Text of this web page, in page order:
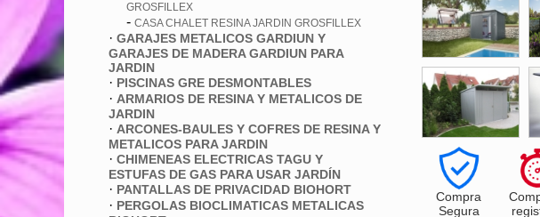
GROSFILLEX
- CASA CHALET RESINA JARDIN GROSFILLEX
· GARAJES METALICOS GARDIUN Y
GARAJES DE MADERA GARDIUN PARA
JARDIN
· PISCINAS GRE DESMONTABLES
· ARMARIOS DE RESINA Y METALICOS DE
JARDIN
· ARCONES-BAULES Y COFRES DE RESINA Y
METALICOS PARA JARDIN
· CHIMENEAS ELECTRICAS TAGU Y
ESTUFAS DE GAS PARA USAR JARDÍN
· PANTALLAS DE PRIVACIDAD BIOHORT
· PERGOLAS BIOCLIMATICAS METALICAS
Compra
Segura